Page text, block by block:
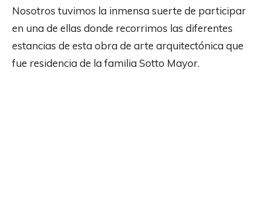
Nosotros tuvimos la inmensa suerte de participar
en una de ellas donde recorrimos las diferentes
estancias de esta obra de arte arquitectónica que
fue residencia de la familia Sotto Mayor.